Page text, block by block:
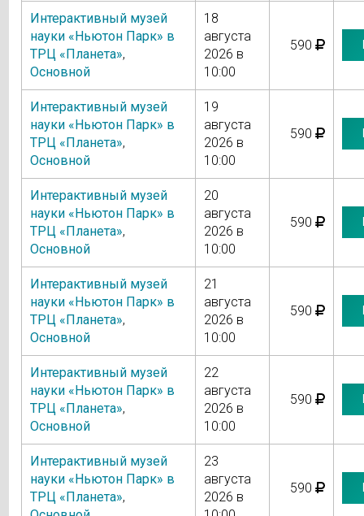
Интерактивный музей
науки «Ньютон Парк» в
ТРЦ «Планета»,
Основной
18
августа
2026 в
10:00
590
Интерактивный музей
науки «Ньютон Парк» в
ТРЦ «Планета»,
Основной
19
августа
2026 в
10:00
590
Интерактивный музей
науки «Ньютон Парк» в
ТРЦ «Планета»,
Основной
20
августа
2026 в
10:00
590
Интерактивный музей
науки «Ньютон Парк» в
ТРЦ «Планета»,
Основной
21
августа
2026 в
10:00
590
Интерактивный музей
науки «Ньютон Парк» в
ТРЦ «Планета»,
Основной
22
августа
2026 в
10:00
590
Интерактивный музей
науки «Ньютон Парк» в
ТРЦ «Планета»,
23
августа
2026 в
590